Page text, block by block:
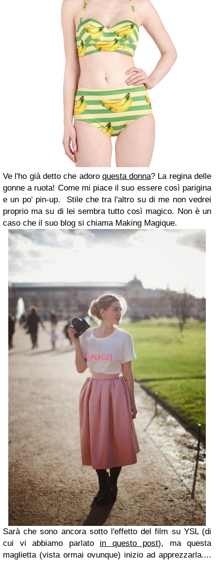
Ve l'ho già detto che adoro questa donna? La regina delle
gonne a ruota! Come mi piace il suo essere così parigina
e un po' pin-up. Stile che tra l'altro su di me non vedrei
proprio ma su di lei sembra tutto così magico. Non è un
caso che il suo blog si chiama Making Magique.
Sarà che sono ancora sotto l'effetto del film su YSL (di
cui vi abbiamo parlato in questo post), ma questa
maglietta (vista ormai ovunque) inizio ad apprezzarla....